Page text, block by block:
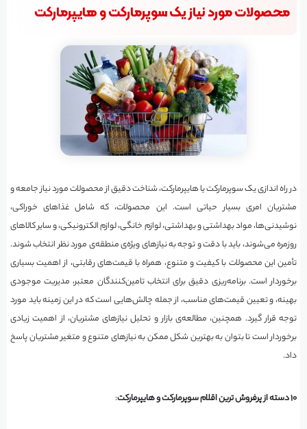
محصولات مورد نیاز یک سوپرمارکت و هایپرمارکت
در راه اندازی یک سوپرمارکت یا هایپرمارکت، شناخت دقیق از محصولات مورد نیاز جامعه و
مشتریان امری بسیار حیاتی است. این محصولات، که شامل غذاهای خوراکی،
نوشیدنی‌ها، مواد بهداشتی و بهداشتی، لوازم خانگی، لوازم الکترونیکی، و سایر کالاهای
روزمره می‌شوند، باید با دقت و توجه به نیازهای ویژه‌ی منطقه‌ی مورد نظر انتخاب شوند.
تأمین این محصولات با کیفیت و متنوع، همراه با قیمت‌های رقابتی، از اهمیت بسیاری
برخوردار است. برنامه‌ریزی دقیق برای انتخاب تامین‌کنندگان معتبر، مدیریت موجودی
بهینه، و تعیین قیمت‌های مناسب، از جمله چالش‌هایی است که در این زمینه باید مورد
توجه قرار گیرد. همچنین، مطالعه‌ی بازار و تحلیل نیازهای مشتریان، از اهمیت زیادی
برخوردار است تا بتوان به بهترین شکل ممکن به نیازهای متنوع و متغیر مشتریان پاسخ
داد.
۱۰ دسته از پرفروش ترین اقلام سوپرمارکت و هایپرمارکت :